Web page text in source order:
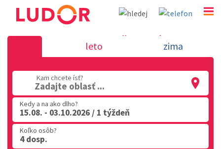
NIEČO O NÁS
02 2063 3182
Po-Pia: 9.00 - 16.00
leto zima
Kam chcete ísť?
Zadajte oblasť ...
Kedy a na ako dlho?
15.08. - 03.10.2026 / 1 týždeň
Koľko osôb?
4 dosp.